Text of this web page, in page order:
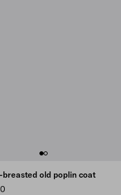
breasted old poplin coat